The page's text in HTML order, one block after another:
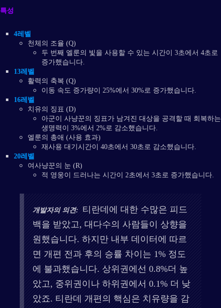
특성
4레벨
천체의 조율 (Q)
두 번째 엘룬의 빛을 사용할 수 있는 시간이 3초에서 4초로
증가했습니다.
13레벨
활력의 축복 (Q)
이동 속도 증가량이 25%에서 30%로 증가했습니다.
16레벨
치유의 징표 (D)
아군이 사냥꾼의 징표가 남겨진 대상을 공격할 때 회복하는
생명력이 3%에서 2%로 감소했습니다.
엘룬의 총애 (사용 효과)
재사용 대기시간이 40초에서 30초로 감소했습니다.
20레벨
여사냥꾼의 눈 (R)
적 영웅이 드러나는 시간이 2초에서 3초로 증가했습니다.
개발자의 의견: 티란데에 대한 수많은 피드
백을 받았고, 대다수의 사람들이 상향을
원했습니다. 하지만 내부 데이터에 따르
면 개편 전과 후의 승률 차이는 1% 정도
에 불과했습니다. 상위권에선 0.8%더 높
았고, 중위권이나 하위권에서 0.1% 더 낮
았죠. 티란데 개편의 핵심은 치유량을 감